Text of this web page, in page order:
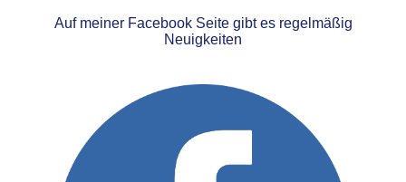
Auf meiner Facebook Seite gibt es regelmäßig
Neuigkeiten